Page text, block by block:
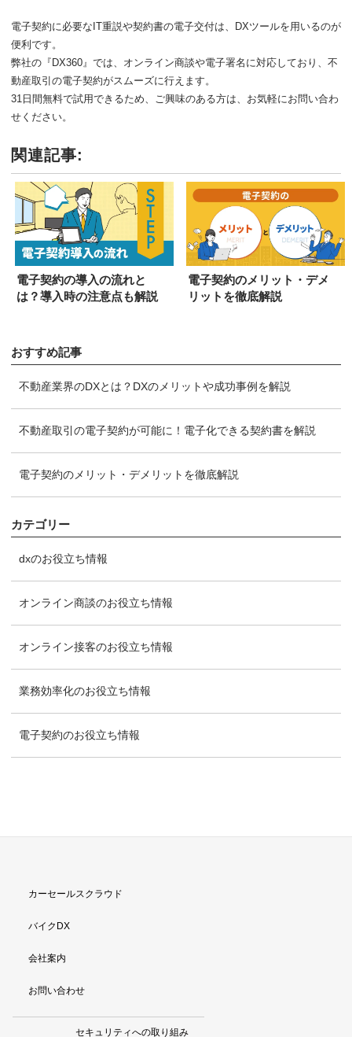
電子契約に必要なIT重説や契約書の電子交付は、DXツールを用いるのが
便利です。
弊社の『DX360』では、オンライン商談や電子署名に対応しており、不
動産取引の電子契約がスムーズに行えます。
31日間無料で試用できるため、ご興味のある方は、お気軽にお問い合わ
せください。
関連記事:
電子契約の導入の流れと
は？導入時の注意点も解説
電子契約のメリット・デメ
リットを徹底解説
おすすめ記事
不動産業界のDXとは？DXのメリットや成功事例を解説
不動産取引の電子契約が可能に！電子化できる契約書を解説
電子契約のメリット・デメリットを徹底解説
カテゴリー
dxのお役立ち情報
オンライン商談のお役立ち情報
オンライン接客のお役立ち情報
業務効率化のお役立ち情報
電子契約のお役立ち情報
カーセールスクラウド
バイクDX
会社案内
お問い合わせ
セキュリティへの取り組み